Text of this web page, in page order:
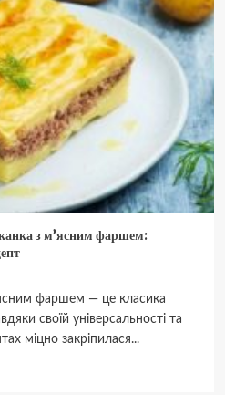
з м’ясним фаршем:
фаршем — це класика
своїй універсальності та
міцно закріпилася...